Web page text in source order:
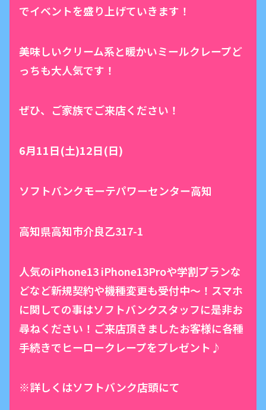
でイベントを盛り上げていきます！
美味しいクリーム系と暖かいミールクレープど
っちも大人気です！
ぜひ、ご家族でご来店ください！
6月11日(土)12日(日)
ソフトバンクモーテパワーセンター高知
高知県高知市介良乙317-1
人気のiPhone13 iPhone13Proや学割プランな
どなど新規契約や機種変更も受付中〜！スマホ
に関しての事はソフトバンクスタッフに是非お
尋ねください！ご来店頂きましたお客様に各種
手続きでヒーロークレープをプレゼント♪
※詳しくはソフトバンク店頭にて